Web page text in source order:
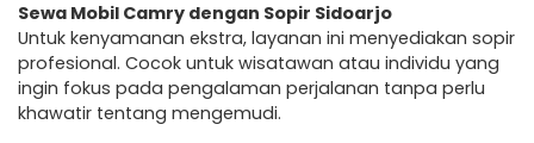
Sewa Mobil Camry dengan Sopir Sidoarjo
Untuk kenyamanan ekstra, layanan ini menyediakan sopir
profesional. Cocok untuk wisatawan atau individu yang
ingin fokus pada pengalaman perjalanan tanpa perlu
khawatir tentang mengemudi.